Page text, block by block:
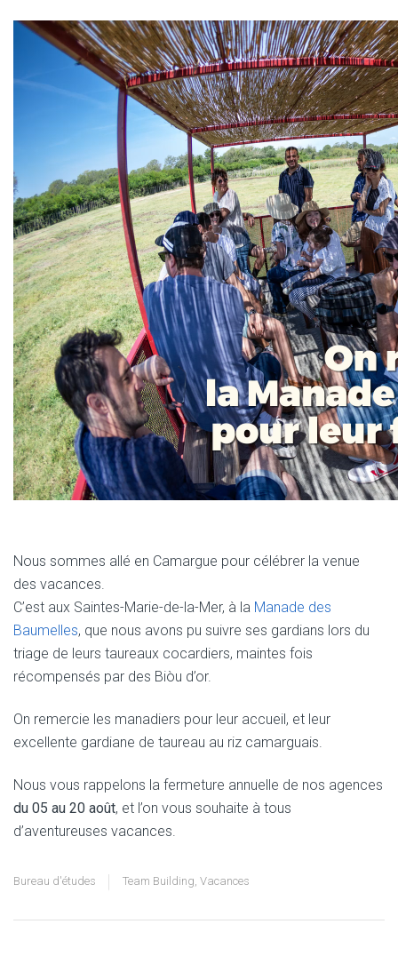
Nous sommes allé en Camargue pour célébrer la venue
des vacances.
C’est aux Saintes-Marie-de-la-Mer, à la Manade des
Baumelles, que nous avons pu suivre ses gardians lors du
triage de leurs taureaux cocardiers, maintes fois
récompensés par des Biòu d’or.
On remercie les manadiers pour leur accueil, et leur
excellente gardiane de taureau au riz camarguais.
Nous vous rappelons la fermeture annuelle de nos agences
du 05 au 20 août, et l’on vous souhaite à tous
d’aventureuses vacances.
Bureau d'études Team Building, Vacances